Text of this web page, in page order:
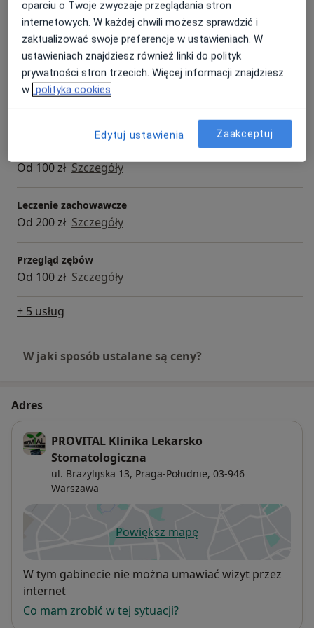
Konsultacja stomatologiczna
Od 100 zł Szczegóły
Konsultacja stomatologiczna dzieci
Od 100 zł Szczegóły
Konsultacja stomatologiczna pierwsza + zdjęcie
Od 100 zł Szczegóły
Leczenie zachowawcze
Od 200 zł Szczegóły
Przegląd zębów
Od 100 zł Szczegóły
+ 5 usług
W jaki sposób ustalane są ceny?
Adres
PROVITAL Klinika Lekarsko
Stomatologiczna
ul. Brazylijska 13, Praga-Południe, 03-946
Warszawa
Powiększ mapęotwiera się w nowej karcie
Dostępność
W tym gabinecie nie można umawiać wizyt przez
internet
Co mam zrobić w tej sytuacji?
oparciu o Twoje zwyczaje przeglądania stron
internetowych. W każdej chwili możesz sprawdzić i
zaktualizować swoje preferencje w ustawieniach. W
ustawieniach znajdziesz również linki do polityk
prywatności stron trzecich. Więcej informacji znajdziesz
w polityka cookies
Edytuj ustawienia Zaakceptuj